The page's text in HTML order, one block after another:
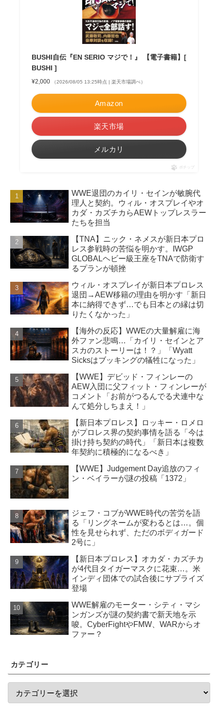
BUSHI自伝『EN SERIO マジで！』 【電子書籍】[
BUSHI ]
¥2,000 （2026/08/05 13:25時点 | 楽天市場調べ）
Amazon
楽天市場
メルカリ
ポチップ
WWE退団のカイリ・セインが敏腕代
理人と契約。ウィル・オスプレイやオ
カダ・カズチカらAEWトップレスラー
たちを担当
【TNA】ニック・ネメスが新日本プロ
レス参戦時の苦悩を明かす。IWGP
GLOBALヘビー級王座をTNAで防衛す
るプランが頓挫
ウィル・オスプレイが新日本プロレス
退団→AEW移籍の理由を明かす「新日
本に納得できず…でも日本との縁は切
りたくなかった」
【海外の反応】WWEの大量解雇に海
外ファン悲鳴…「カイリ・セインとア
スカのストーリーは！？」「Wyatt
Sicksはブッキングの犠牲になった」
【WWE】デビッド・フィンレーの
AEW入団に父フィット・フィンレーが
コメント「お前がつるんでる犬連中な
んて処分しちまえ！」
【新日本プロレス】ロッキー・ロメロ
がプロレス界の契約事情を語る「今は
掛け持ち契約の時代」「新日本は複数
年契約に積極的になるべき」
【WWE】Judgement Day追放のフィ
ン・ベイラーが謎の投稿「1372」
ジェフ・コブがWWE時代の苦労を語
る「リングネームが変わるとは…。個
性を見せられず、ただのボディガード
2号に」
【新日本プロレス】オカダ・カズチカ
が4代目タイガーマスクに花束…。米
インディ団体での試合後にサプライズ
登場
WWE解雇のモーター・シティ・マシ
ンガンズが謎の契約書で新天地を示
唆。CyberFightやFMW、WARからオ
ファー？
カテゴリー